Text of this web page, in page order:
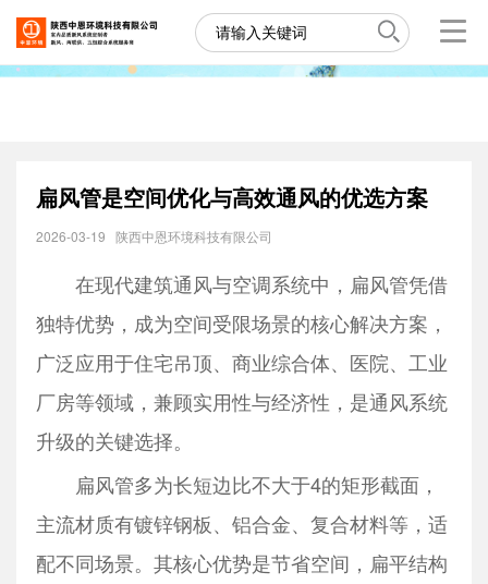
扁风管是空间优化与高效通风的优选方案
2026-03-19 陕西中恩环境科技有限公司
在现代建筑通风与空调系统中，扁风管凭借
独特优势，成为空间受限场景的核心解决方案，
广泛应用于住宅吊顶、商业综合体、医院、工业
厂房等领域，兼顾实用性与经济性，是通风系统
升级的关键选择。
扁风管多为长短边比不大于4的矩形截面，
主流材质有镀锌钢板、铝合金、复合材料等，适
配不同场景。其核心优势是节省空间，扁平结构